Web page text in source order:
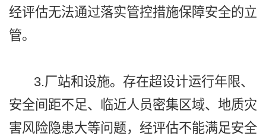
经评估无法通过落实管控措施保障安全的立
管。
3.厂站和设施。存在超设计运行年限、
安全间距不足、临近人员密集区域、地质灾
害风险隐患大等问题，经评估不能满足安全